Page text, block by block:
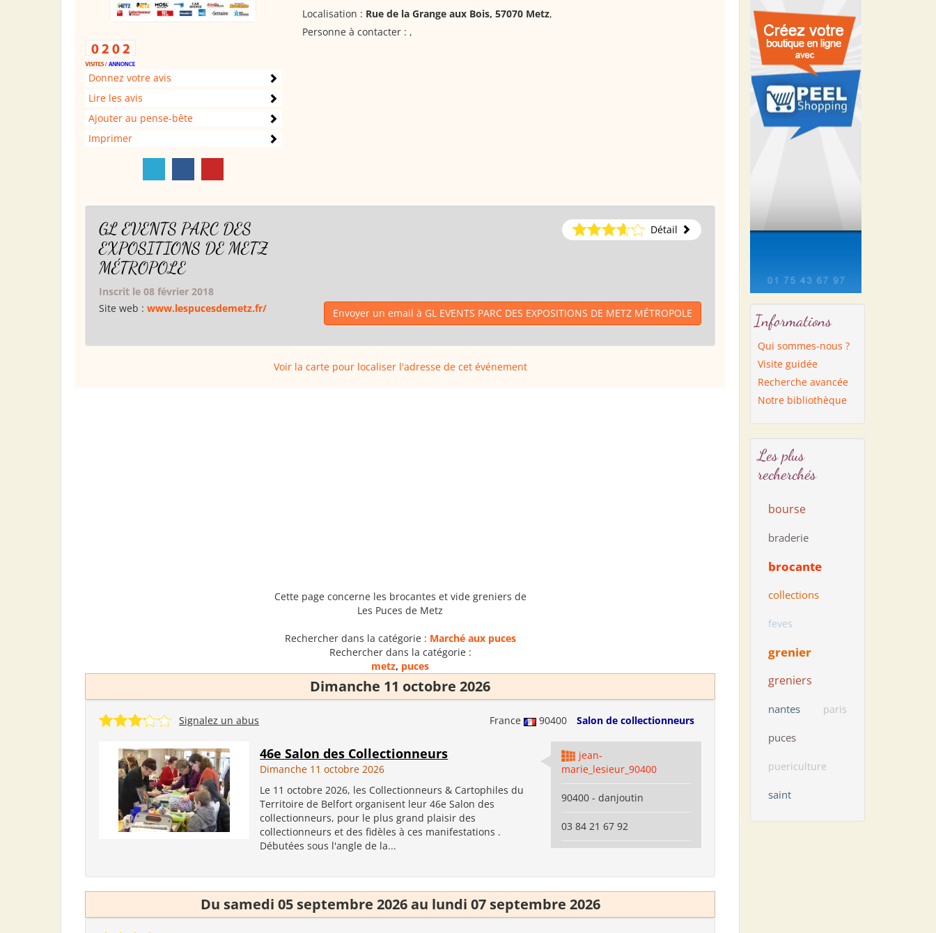
Donnez votre avis
Lire les avis
Ajouter au pense-bête
Imprimer
Localisation : Rue de la Grange aux Bois, 57070 Metz,
Personne à contacter : ,
GL EVENTS PARC DES
EXPOSITIONS DE METZ
MÉTROPOLE
Détail
Inscrit le 08 février 2018
Site web : www.lespucesdemetz.fr/ Envoyer un email à GL EVENTS PARC DES EXPOSITIONS DE METZ MÉTROPOLE
Voir la carte pour localiser l'adresse de cet événement
Cette page concerne les brocantes et vide greniers de
Les Puces de Metz
Rechercher dans la catégorie : Marché aux puces
Rechercher dans la catégorie :
metz, puces
Dimanche 11 octobre 2026
France 90400 Salon de collectionneurs
Signalez un abus
46e Salon des Collectionneurs
Dimanche 11 octobre 2026
Le 11 octobre 2026, les Collectionneurs & Cartophiles du
Territoire de Belfort organisent leur 46e Salon des
collectionneurs, pour le plus grand plaisir des
collectionneurs et des fidèles à ces manifestations .
Débutées sous l'angle de la...
jean-
marie_lesieur_90400
90400 - danjoutin
03 84 21 67 92
Du samedi 05 septembre 2026 au lundi 07 septembre 2026
Informations
Qui sommes-nous ?
Visite guidée
Recherche avancée
Notre bibliothèque
Les plus
recherchés
bourse
braderie
brocante
collections
feves
grenier
greniers
nantes paris
puces
puericulture
saint